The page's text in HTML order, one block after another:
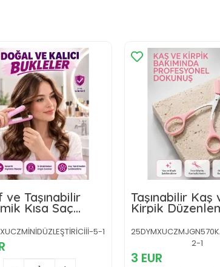
ve Taşınabilir
Kısa Saç
– Seyahate
Ergonomik ve
Tasarım Yeni
5-1
Taşınabilir Kaş
Kirpik
Makası –
Tasarım Yeni
2-1
3 EUR